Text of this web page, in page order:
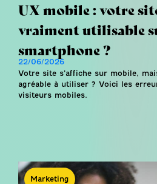
UX mobile : votre
vraiment utilisable
smartphone ?
22/06/2026
Votre site s’affiche sur mobile,
agréable à utiliser ? Voici les
visiteurs mobiles.
Marketing